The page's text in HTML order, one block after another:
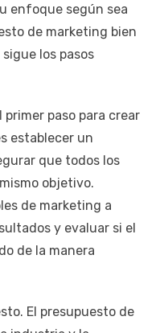
enfoque según sea
de marketing bien
los pasos
primer paso para crear
establecer un
que todos los
objetivo.
de marketing a
y evaluar si el
de la manera
El presupuesto de